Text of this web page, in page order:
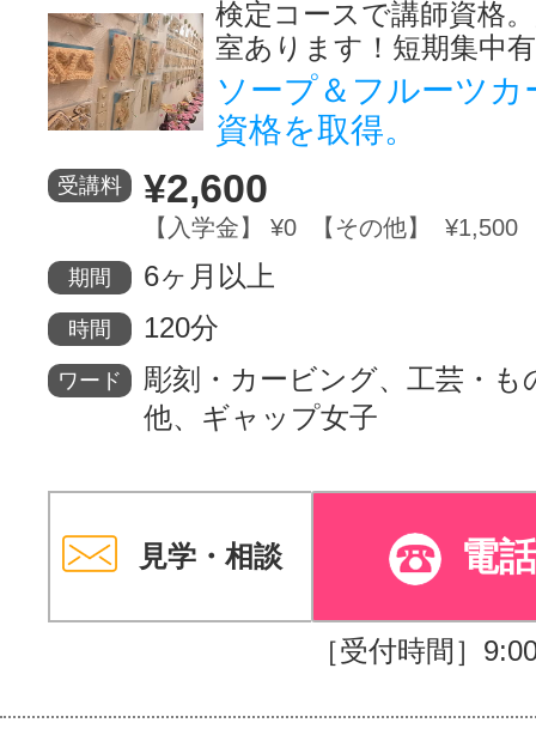
検定コースで講師資格
室あります！短期集中
ソープ＆フルーツ
資格を取得。
受講料 ¥2,600
【入学金】 ¥0 【その他】 ¥1,500
期間 6ヶ月以上
時間 120分
ワード
彫刻・カービング、工芸・も
他、ギャップ女子
見学・相談 電
［受付時間］